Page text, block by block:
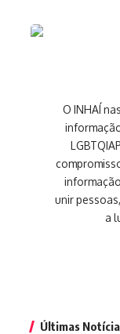
O INHAÍ
unir
a
Últimas